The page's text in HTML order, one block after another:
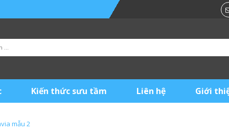
Kiến thức sưu tầm Liên hệ Giới
mẫu 2